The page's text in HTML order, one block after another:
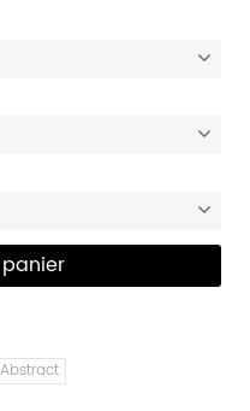
Abstract